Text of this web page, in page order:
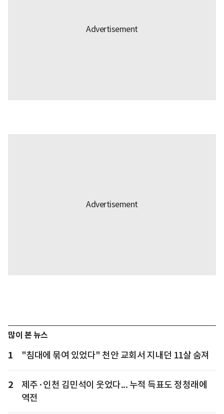
많이 본 뉴스
1 "침대에 묶여 있었다" 천안 교회서 지내던 11살 숨져
2
제주·인천 김민석이 웃었다... 누적 득표도 정청래에
역전